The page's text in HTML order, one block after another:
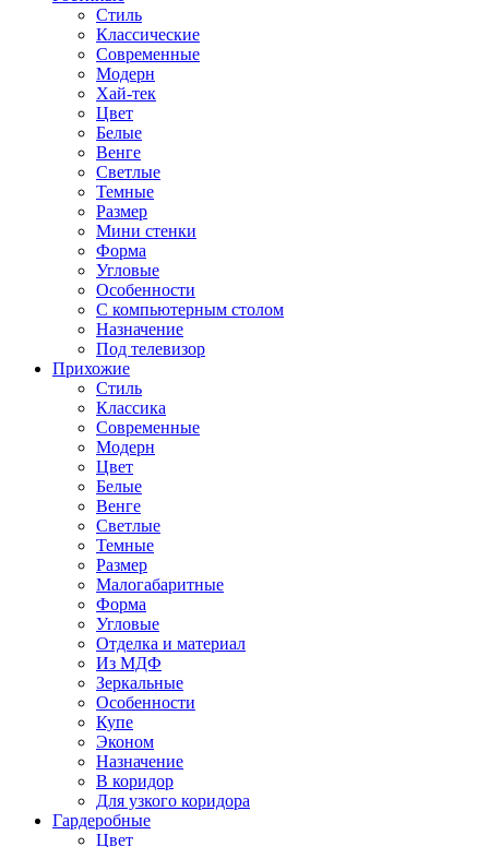
Стиль
Классические
Современные
Модерн
Хай-тек
Цвет
Белые
Венге
Светлые
Темные
Размер
Мини стенки
Форма
Угловые
Особенности
С компьютерным столом
Назначение
Под телевизор
Прихожие
Стиль
Классика
Современные
Модерн
Цвет
Белые
Венге
Светлые
Темные
Размер
Малогабаритные
Форма
Угловые
Отделка и материал
Из МДФ
Зеркальные
Особенности
Купе
Эконом
Назначение
В коридор
Для узкого коридора
Гардеробные
Цвет